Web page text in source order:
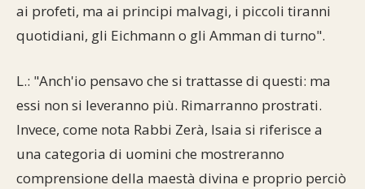
ai profeti, ma ai principi malvagi, i piccoli tiranni
quotidiani, gli Eichmann o gli Amman di turno".
L.: "Anch'io pensavo che si trattasse di questi: ma
essi non si leveranno più. Rimarranno prostrati.
Invece, come nota Rabbi Zerà, Isaia si riferisce a
una categoria di uomini che mostreranno
comprensione della maestà divina e proprio perciò